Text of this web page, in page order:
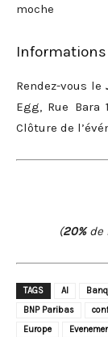
moche
Rendez-vous le
Egg, Rue Bara
Clôture de
(20%de
TAGS AI
BNP Paribas
Europe